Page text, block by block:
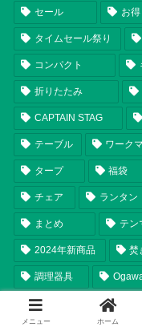
セール お得
タイムセール祭り
コンパクト
折りたたみ
CAPTAIN STAG
テーブル ワーク
タープ 福袋
チェア ランタン
まとめ テン
2024年新商品 焚
調理器具
ソロキャンプ
メニュー ホーム